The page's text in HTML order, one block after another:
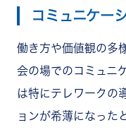
コミュニケー
働き方や価値観の多
会の場でのコミュニ
は特にテレワークの
ョンが希薄になった